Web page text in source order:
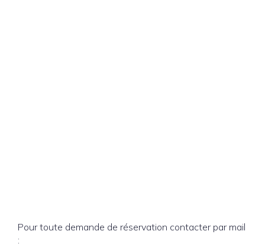
Pour toute demande de réservation contacter par mail
: